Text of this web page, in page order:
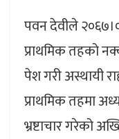
पवन देवीले
प्राथमिक तहको
पेश गरी अस्थायी
प्राथमिक तहमा
भ्रष्टाचार गरेको